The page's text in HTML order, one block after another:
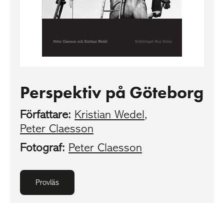
Perspektiv på Göteborg
Författare: Kristian Wedel,
Peter Claesson
Fotograf: Peter Claesson
Provläs